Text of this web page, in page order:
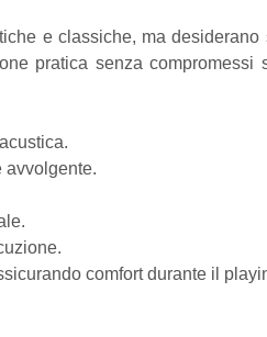
e classiche, ma desiderano
pratica senza compromessi
avvolgente.
comfort durante il